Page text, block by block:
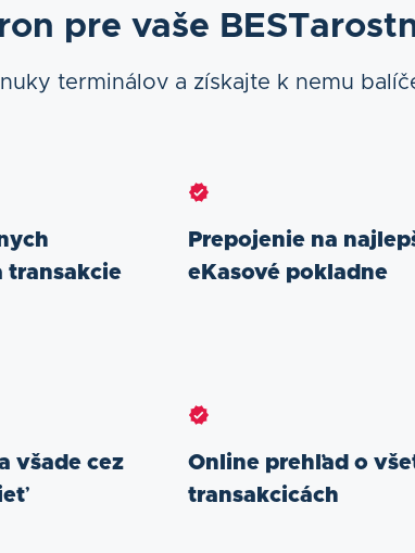
pre vaše
terminálov a získajte k nemu
transakcie
Prepojenie na
eKasové pokladne
všade cez
Online prehľad o
transakcicách